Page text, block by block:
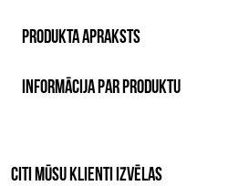
PRODUKTA APRAKSTS
INFORMĀCIJA PAR PRODUKTU
CITI MŪSU KLIENTI IZVĒLAS